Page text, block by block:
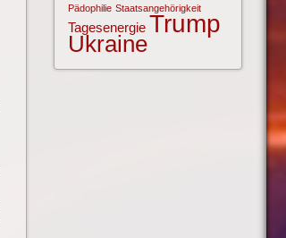
Pädophilie Staatsangehörigkeit
Tagesenergie Trump
Ukraine